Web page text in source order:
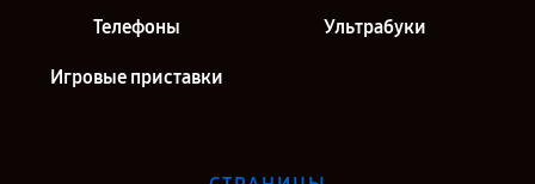
Телефоны Ультрабуки
Игровые приставки